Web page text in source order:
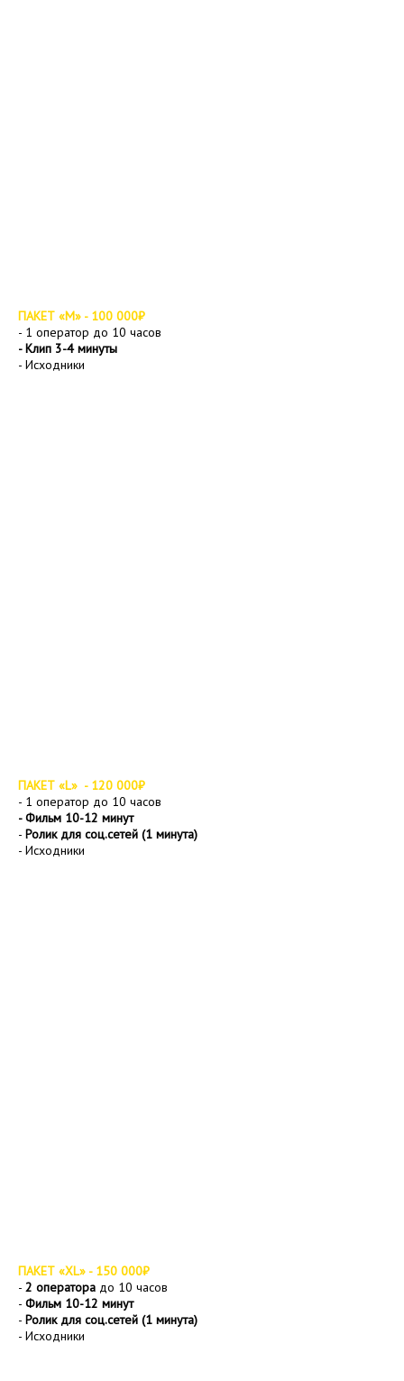
ПАКЕТ «M» - 100 000₽
- 1 оператор до 10 часов
- Клип 3-4 минуты
- Исходники
ПАКЕТ «L» - 120 000₽
- 1 оператор до 10 часов
- Фильм 10-12 минут
- Роликдля соц.сетей (1 минута)
- Исходники
ПАКЕТ «XL» - 150 000₽
- 2 оператора до 10 часов
- Фильм 10-12 минут
- Ролик для соц.сетей (1 минута)
- Исходники